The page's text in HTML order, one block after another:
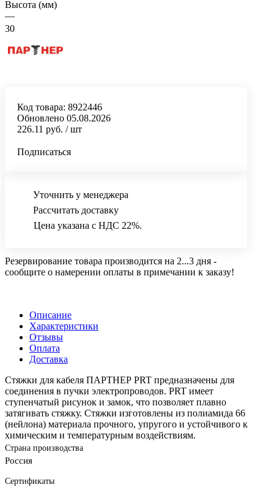
Высота (мм)
—
30
Код товара: 8922446
Обновлено 05.08.2026
226.11 руб. / шт
Подписаться
Уточнить у менеджера
Рассчитать доставку
Цена указана с НДС 22%.
Резервирование товара производится на 2...3 дня -
сообщите о намерении оплаты в примечании к заказу!
Описание
Характеристики
Отзывы
Оплата
Доставка
Стяжки для кабеля ПАРТНЕР PRT предназначены для
соединения в пучки электропроводов. PRT имеет
ступенчатый рисунок и замок, что позволяет плавно
затягивать стяжку. Стяжки изготовлены из полиамида 66
(нейлона) материала прочного, упругого и устойчивого к
химическим и температурным воздействиям.
Страна производства
Россия
Сертификаты